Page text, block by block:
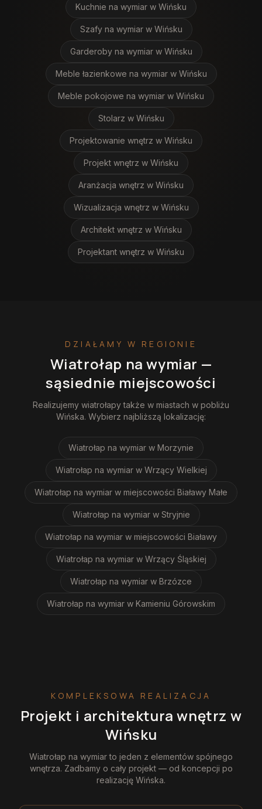
Kuchnie na wymiar w Wińsku
Szafy na wymiar w Wińsku
Garderoby na wymiar w Wińsku
Meble łazienkowe na wymiar w Wińsku
Meble pokojowe na wymiar w Wińsku
Stolarz w Wińsku
Projektowanie wnętrz w Wińsku
Projekt wnętrz w Wińsku
Aranżacja wnętrz w Wińsku
Wizualizacja wnętrz w Wińsku
Architekt wnętrz w Wińsku
Projektant wnętrz w Wińsku
DZIAŁAMY W REGIONIE
Wiatrołap na wymiar —
sąsiednie miejscowości
Realizujemy wiatrołapytakże w miastach w pobliżu
Wińska. Wybierz najbliższą lokalizację:
Wiatrołap na wymiar w Morzynie
Wiatrołap na wymiar w Wrzący Wielkiej
Wiatrołap na wymiar w miejscowości Białawy Małe
Wiatrołap na wymiar w Stryjnie
Wiatrołap na wymiar w miejscowości Białawy
Wiatrołap na wymiar w Wrzący Śląskiej
Wiatrołap na wymiar w Brzózce
Wiatrołap na wymiar w Kamieniu Górowskim
KOMPLEKSOWA REALIZACJA
Projekt i architektura wnętrz w
Wińsku
Wiatrołap na wymiarto jeden z elementów spójnego
wnętrza. Zadbamy o cały projekt — od koncepcji po
realizację Wińska.